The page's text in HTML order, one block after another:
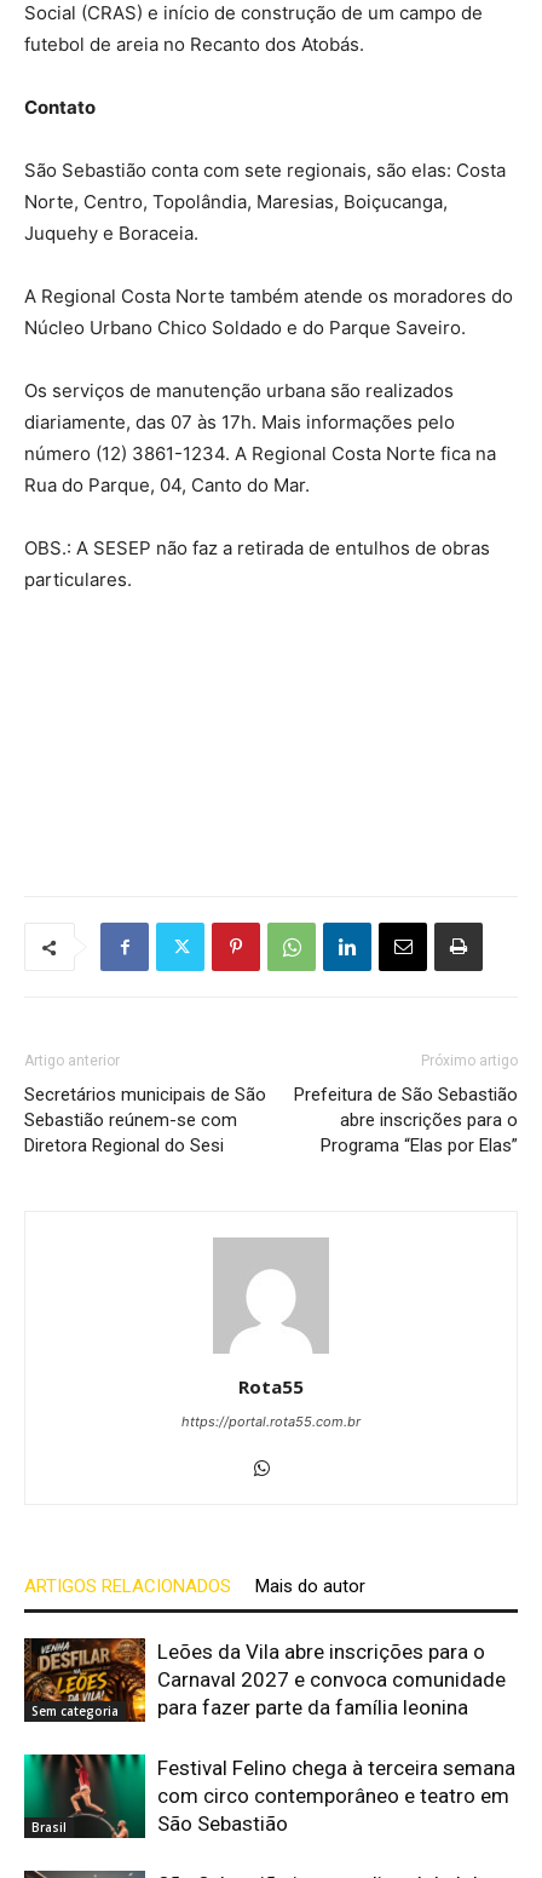
Social (CRAS) e início de construção de um campo de
futebol de areia no Recanto dos Atobás.
Contato
São Sebastião conta com sete regionais, são elas: Costa
Norte, Centro, Topolândia, Maresias, Boiçucanga,
Juquehy e Boraceia.
A Regional Costa Norte também atende os moradores do
Núcleo Urbano Chico Soldado e do Parque Saveiro.
Os serviços de manutenção urbana são realizados
diariamente, das 07 às 17h. Mais informações pelo
número (12) 3861-1234. A Regional Costa Norte fica na
Rua do Parque, 04, Canto do Mar.
OBS.: A SESEP não faz a retirada de entulhos de obras
particulares.
Artigo anterior
Secretários municipais de São
Sebastião reúnem-se com
Diretora Regional do Sesi
Próximo artigo
Prefeitura de São Sebastião
abre inscrições para o
Programa “Elas por Elas”
Rota55
https://portal.rota55.com.br
ARTIGOS RELACIONADOS Mais do autor
Sem categoria
Leões da Vila abre inscrições para o
Carnaval 2027 e convoca comunidade
para fazer parte da família leonina
Brasil
Festival Felino chega à terceira semana
com circo contemporâneo e teatro em
São Sebastião